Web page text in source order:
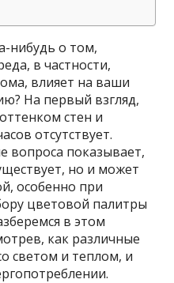
нибудь о том,
в частности,
влияет на ваши
На первый взгляд,
стен и
отсутствует.
вопроса показывает,
но и может
особенно при
цветовой палитры
в этом
как различные
светом и теплом, и